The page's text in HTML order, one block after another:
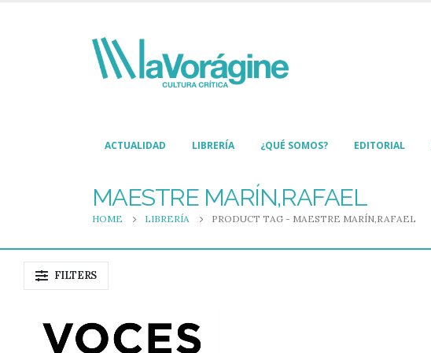
ACTUALIDAD LIBRERÍA ¿QUÉ SOMOS? EDITORIAL
MAESTRE MARÍN,RAFAEL
HOME LIBRERÍA PRODUCT TAG - MAESTRE MARÍN,RAFAEL
FILTERS